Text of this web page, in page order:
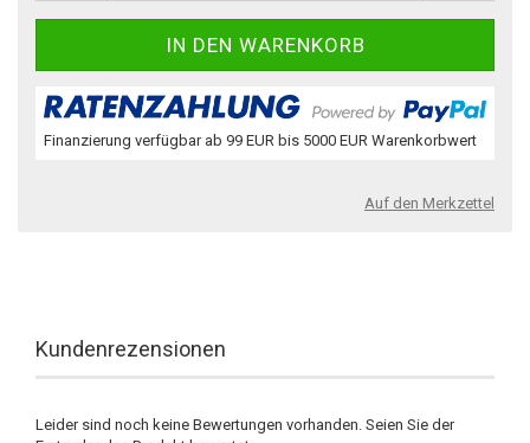
Finanzierung verfügbar ab 99 EUR bis 5000 EUR Warenkorbwert
Auf den Merkzettel
Kundenrezensionen
Leider sind noch keine Bewertungen vorhanden. Seien Sie der